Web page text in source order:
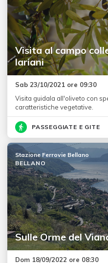
Visita al campo
lariani
Sab 23/10/2021 ore 09:30
Visita guidala all'oliveto con
caratteristiche vegetative.
PASSEGGIATE E GITE
Sulle Orme del
Stazione Ferrovie Bellano
BELLANO
Dom 18/09/2022 ore 08:30